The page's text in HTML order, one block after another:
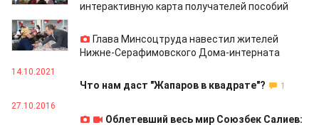
интерактивную карта получателей пособий
07.11.2021
Глава Минсоцтруда навестил жителей
Нижне-Серафимовского Дома-интерната
14.10.2021
Что нам даст "Жапаров в квадрате"?
1
27.10.2016
Облетевший весь мир Союзбек Салиев: